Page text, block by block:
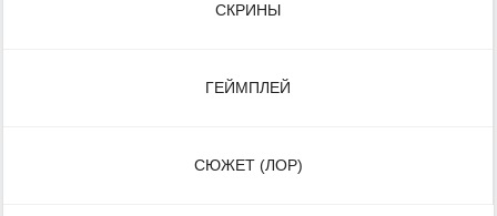
СКРИНЫ
ГЕЙМПЛЕЙ
СЮЖЕТ (ЛОР)